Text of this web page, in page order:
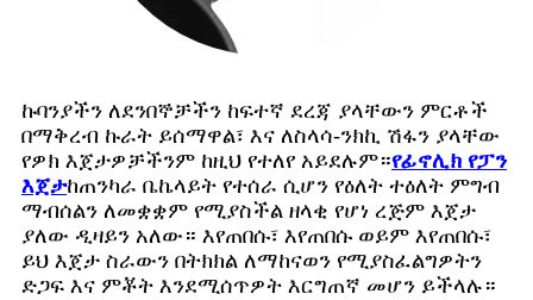
ኩባንያችን ለደንበኞቻችን ከፍተኛ ደረጃ ያላቸውን ምርቶች
በማቅረብ ኩራት ይሰማዋል፣ እና ለስላሳ-ንክኪ ሽፋን ያላቸው
የዎክ እጀታዎቻችንም ከዚህ የተለየ አይደሉም።የፊኖሊክ የፓን
እጀታከጠንካራ ቤኬላይት የተሰራ ሲሆን የዕለት ተዕለት ምግብ
ማብሰልን ለመቋቋም የሚያስችል ዘላቂ የሆነ ረጅም እጀታ
ያለው ዲዛይን አለው። እየጠበሱ፣ እየጠበሱ ወይም እየጠበሱ፣
ይህ እጀታ ስራውን በትክክል ለማከናወን የሚያስፈልግዎትን
ድጋፍ እና ምቾት እንደሚሰጥዎት እርግጠኛ መሆን ይችላሉ።